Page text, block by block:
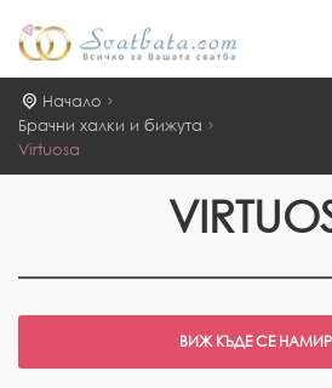
Начало
Брачни халки и бижута
Virtuosa